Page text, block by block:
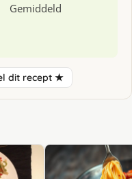
Gemiddeld
dit recept ★